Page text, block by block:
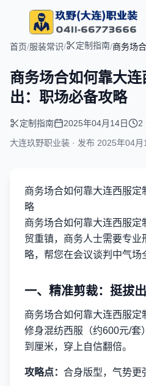
首页/服装常识/ 定制指南/商务场
商务场合如何靠大
出：职场必备攻略
定制指南 2025年04月14日
2
大连玖野职业装 · 发布 2025年04月
商务场合如何靠大连西服
略
商务场合如何靠大连西服定
贸重镇，商务人士需要专业
略，帮您在会议谈判中气场
一、精准剪裁：挺拔
商务场合如何靠大连西服
修身混纺西服（约600元/套
到厘米，穿上自信翻倍。
攻略点： 合身版型，气势更